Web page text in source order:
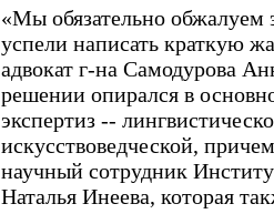
«Мы обязательно обжалуем
успели написать краткую
адвокат г-на Самодурова
решении опирался в
экспертиз --
искусствоведческой,
научный сотрудник
Наталья Инеева, которая